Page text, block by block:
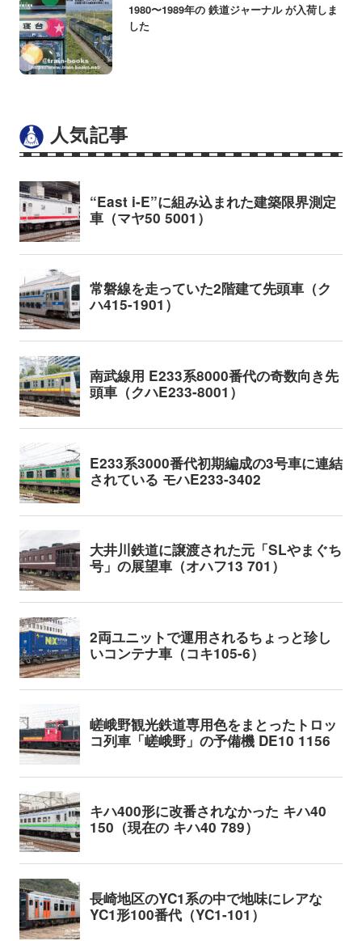
1980〜1989年の 鉄道ジャーナル が入荷しま
した
人気記事